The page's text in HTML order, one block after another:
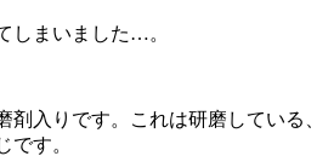
しまいました…。
剤入りです。これは研磨している、
です。